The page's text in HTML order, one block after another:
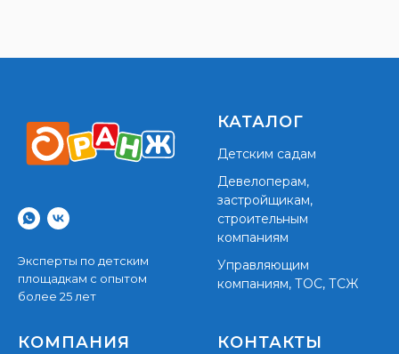
Эксперты по детским
площадкам с опытом
более 25 лет
КАТАЛОГ
Детским садам
Девелоперам,
застройщикам,
строительным
компаниям
Управляющим
компаниям, ТОС, ТСЖ
КОМПАНИЯ
КОНТАКТЫ